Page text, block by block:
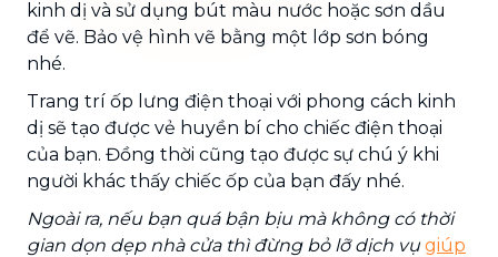
kinh dị và sử dụng bút màu nước hoặc sơn dầu
để vẽ. Bảo vệ hình vẽ bằng một lớp sơn bóng
nhé.
Trang trí ốp lưng điện thoại với phong cách kinh
dị sẽ tạo được vẻ huyền bí cho chiếc điện thoại
của bạn. Đồng thời cũng tạo được sự chú ý khi
người khác thấy chiếc ốp của bạn đấy nhé.
Ngoài ra, nếu bạn quá bận bịu mà không có thời
gian dọn dẹp nhà cửa thì đừng bỏ lỡ dịch vụ giúp